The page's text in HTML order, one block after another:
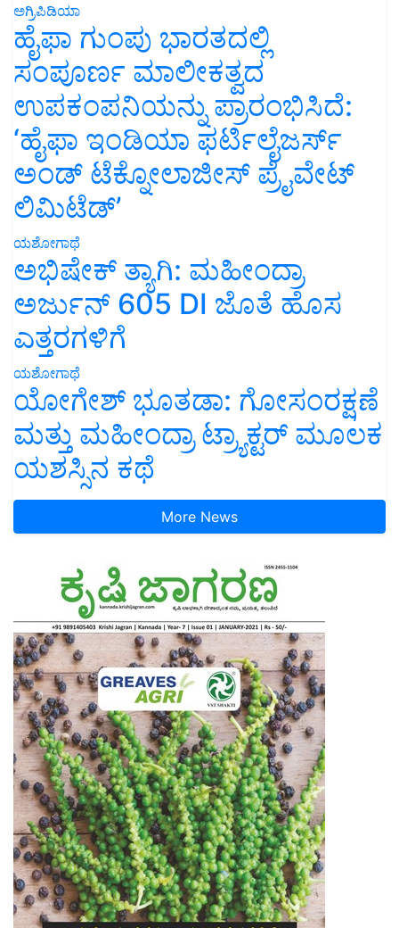
ಅಗ್ರಿಪಿಡಿಯಾ
ಹೈಫಾ ಗುಂಪು ಭಾರತದಲ್ಲಿ
ಸಂಪೂರ್ಣ ಮಾಲೀಕತ್ವದ
ಉಪಕಂಪನಿಯನ್ನು ಪ್ರಾರಂಭಿಸಿದೆ:
‘ಹೈಫಾ ಇಂಡಿಯಾ ಫರ್ಟಿಲೈಜರ್ಸ್
ಅಂಡ್ ಟೆಕ್ನೋಲಾಜೀಸ್ ಪ್ರೈವೇಟ್
ಲಿಮಿಟೆಡ್’
ಯಶೋಗಾಥೆ
ಅಭಿಷೇಕ್ ತ್ಯಾಗಿ: ಮಹೀಂದ್ರಾ
ಅರ್ಜುನ್ 605 DI ಜೊತೆ ಹೊಸ
ಎತ್ತರಗಳಿಗೆ
ಯಶೋಗಾಥೆ
ಯೋಗೇಶ್ ಭೂತಡಾ: ಗೋಸಂರಕ್ಷಣೆ
ಮತ್ತು ಮಹೀಂದ್ರಾ ಟ್ರ್ಯಾಕ್ಟರ್ ಮೂಲಕ
ಯಶಸ್ಸಿನ ಕಥೆ
More News